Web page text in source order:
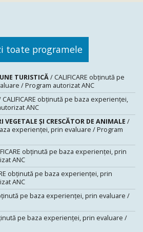
toate programele
TURISTICĂ/ CALIFICARE obținută pe
/ Program autorizat ANC
CALIFICARE obținută pe baza experienței,
ANC
VEGETALE ȘI CRESCĂTOR DE ANIMALE /
experienței, prin evaluare / Program
obținută pe baza experienței, prin
ANC
obținută pe baza experienței, prin
ANC
pe baza experienței, prin evaluare /
pe baza experienței, prin evaluare /